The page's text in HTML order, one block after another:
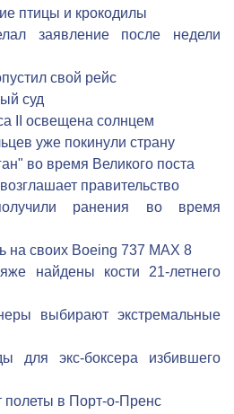
птицы и крокодилы
заявление после недели
свой рейс
суд
II освещена солнцем
уже покинули страну
во время Великого поста
правительство
ранения во время
на своих Boeing 737 MAX 8
найдены кости 21-летнего
выбирают экстремальные
для экс-боксера избившего
полеты в Порт-о-Пренс